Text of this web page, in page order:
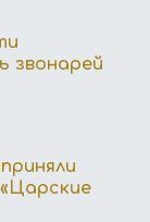
звонарей